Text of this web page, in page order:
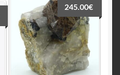
245.00€